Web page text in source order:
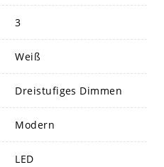
3
Weiß
Dreistufiges Dimmen
Modern
LED